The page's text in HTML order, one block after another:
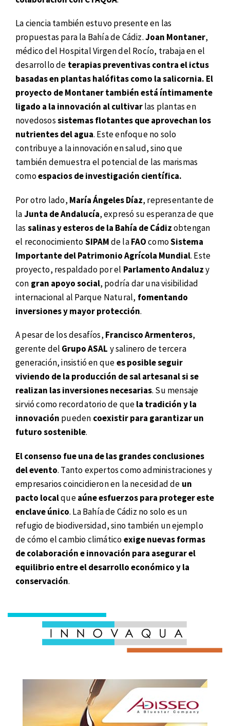
La ciencia también estuvo presente en las
propuestas para la Bahía de Cádiz.Joan Montaner,
médico del Hospital Virgen del Rocío, trabaja en el
desarrollo de terapias preventivas contra el ictus
basadas en plantas halófitas como la salicornia. El
proyecto de Montaner también está íntimamente
ligado a la innovación al cultivarlas plantas en
novedosossistemas flotantes que aprovechan los
nutrientes del agua. Este enfoque no solo
contribuye a la innovación en salud, sino que
también demuestra el potencial de las marismas
comoespacios de investigación científica.
Por otro lado, María Ángeles Díaz, representante de
laJunta de Andalucía, expresó su esperanza de que
las salinas y esteros de la Bahía de Cádizobtengan
el reconocimientoSIPAMde laFAOcomoSistema
Importante del Patrimonio Agrícola Mundial. Este
proyecto, respaldado por el Parlamento Andaluzy
con gran apoyo social, podría dar una visibilidad
internacional al Parque Natural, fomentando
inversiones y mayor protección.
A pesar de los desafíos, Francisco Armenteros,
gerente del Grupo ASAL y salinero de tercera
generación, insistió en quees posible seguir
viviendo de la producción de sal artesanal si se
realizan las inversiones necesarias. Su mensaje
sirvió como recordatorio de quela tradición y la
innovación pueden coexistir para garantizar un
futuro sostenible.
El consenso fue una de las grandes conclusiones
del evento. Tanto expertos como administraciones y
empresarios coincidieron en la necesidad de un
pacto localqueaúne esfuerzos para proteger este
enclave único. La Bahía de Cádiz no solo es un
refugio de biodiversidad, sino también un ejemplo
de cómo el cambio climáticoexige nuevas formas
de colaboración e innovación para asegurar el
equilibrio entre el desarrollo económico y la
conservación.